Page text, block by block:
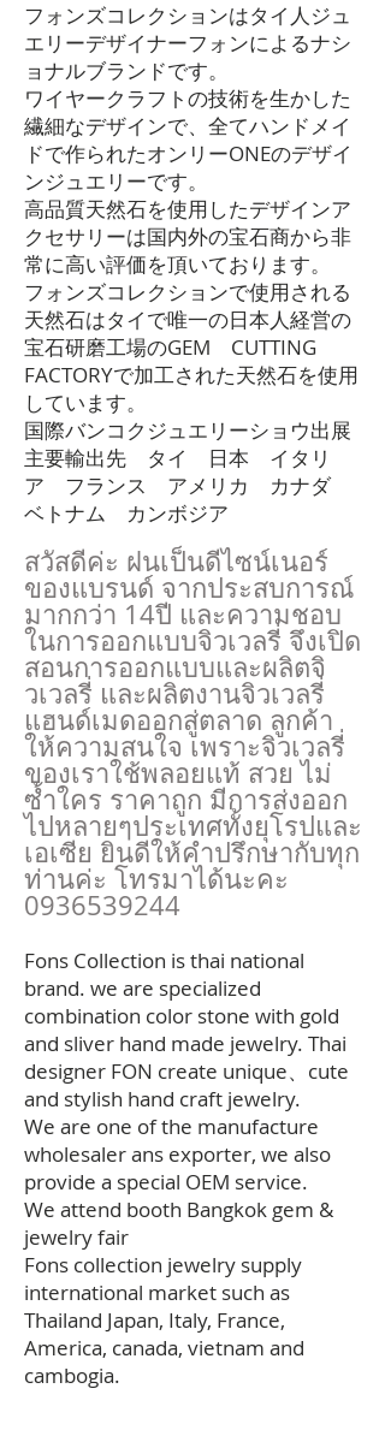
フォンズコレクションはタイ人ジュ
エリーデザイナーフォンによるナシ
ョナルブランドです。
ワイヤークラフトの技術を生かした
繊細なデザインで、全てハンドメイ
ドで作られたオンリーONEのデザイ
ンジュエリーです。
高品質天然石を使用したデザインア
クセサリーは国内外の宝石商から非
常に高い評価を頂いております。
フォンズコレクションで使用される
天然石はタイで唯一の日本人経営の
宝石研磨工場のGEM CUTTING
FACTORYで加工された天然石を使用
しています。
国際バンコクジュエリーショウ出展
主要輸出先 タイ 日本 イタリ
ア フランス アメリカ カナダ
ベトナム カンボジア
สวัสดีค่ะ ฝนเป็นดีไซน์เนอร์
ของแบรนด์ จากประสบการณ์
มากกว่า 14ปี และความชอบ
ในการออกแบบจิวเวลรี่ จึงเปิด
สอนการออกแบบและผลิตจิ
วเวลรี่ และผลิตงานจิวเวลรี่
แฮนด์เมดออกสู่ตลาด ลูกค้า
ให้ความสนใจ เพราะจิวเวลรี่
ของเราใช้พลอยแท้ สวย ไม่
ซ้ำใคร ราคาถูก มีการส่งออก
ไปหลายๆประเทศทั้งยุโรปและ
เอเซีย ยินดีให้คำปรึกษากับทุก
ท่านค่ะ โทรมาได้นะคะ
0936539244
​Fons Collection is thai national
brand. we are specialized
combination color stone with gold
and sliver hand made jewelry. Thai
designer FON create unique、cute
and stylish hand craft jewelry.
We are one of the manufacture
wholesaler ans exporter, we also
provide a special OEM service.
We attend booth Bangkok gem &
jewelry fair
Fons collection jewelry supply
international market such as
Thailand Japan, Italy, France,
America, canada, vietnam and
cambogia.